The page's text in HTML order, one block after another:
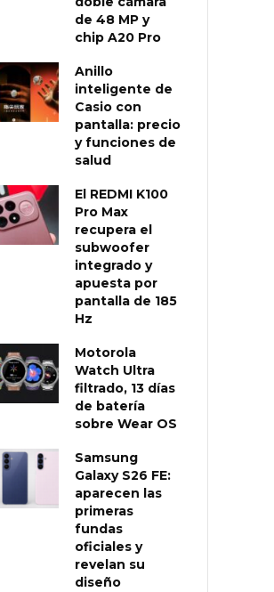
de 48 MP y
chip A20 Pro
Anillo
inteligente de
Casio con
pantalla: precio
y funciones de
salud
El REDMI K100
Pro Max
recupera el
subwoofer
integrado y
apuesta por
pantalla de 185
Hz
Motorola
Watch Ultra
filtrado, 13 días
de batería
sobre Wear OS
Samsung
Galaxy S26 FE:
aparecen las
primeras
fundas
oficiales y
revelan su
diseño